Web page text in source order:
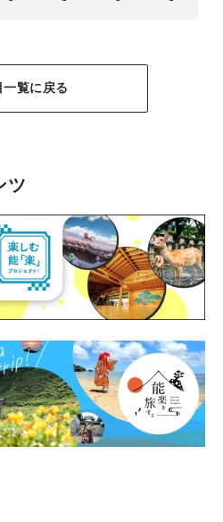
一覧に戻る
ツ